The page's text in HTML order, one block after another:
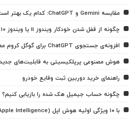
مقایسه Gemini و ChatGPT: کدام یک بهتر است؟
چگونه از قفل شدن خودکار ویندوز 11 یا ویندوز 10 جلوگیری کنیم؟
افزونه‌ی جستجوی ChatGPT برای گوگل کروم معرفی شد
هوش مصنوعی پرپلکیسیتی به قابلیت‌های
راهنمای خرید دوربین ثبت وقایع خودرو
چگونه حساب جیمیل هک شده را بازیابی کنیم؟
با ۱۰ ویژگی اولیه هوش اپل (Apple Intelligence) آشنا شوید